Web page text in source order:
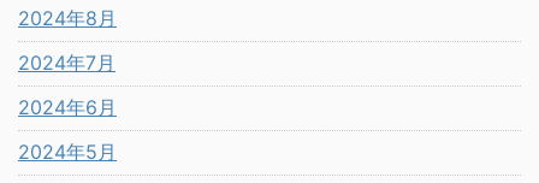
2024年8月
2024年7月
2024年6月
2024年5月